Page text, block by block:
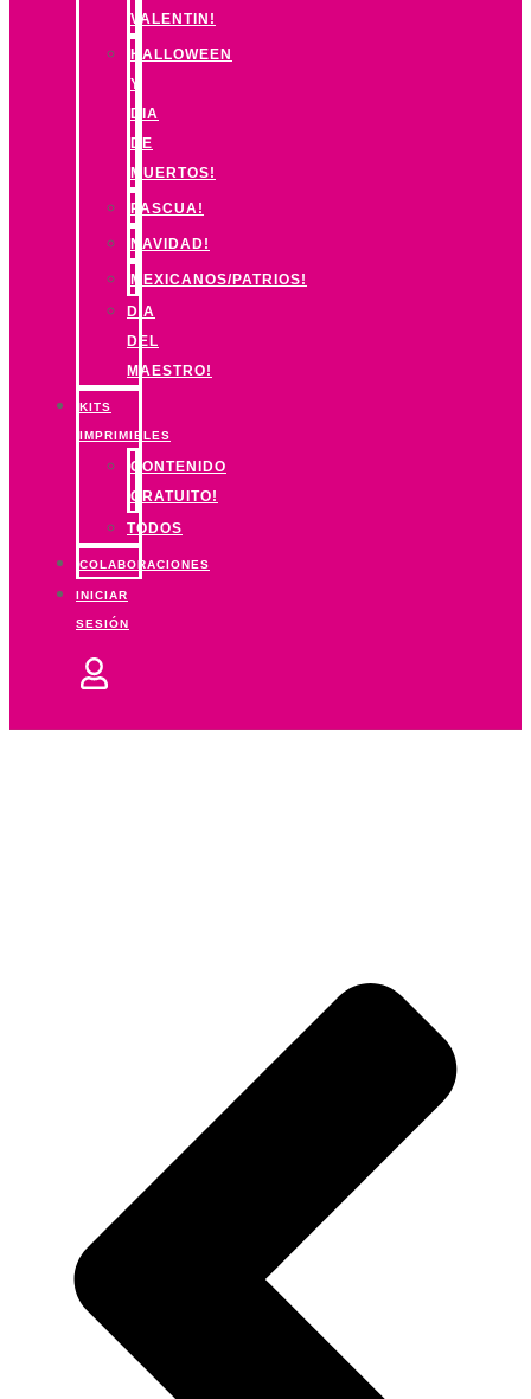
VALENTIN!
HALLOWEEN
Y
DIA
DE
MUERTOS!
PASCUA!
NAVIDAD!
MEXICANOS/PATRIOS!
DIA
DEL
MAESTRO!
KITS
IMPRIMIBLES
CONTENIDO
GRATUITO!
TODOS
COLABORACIONES
INICIAR
SESIÓN